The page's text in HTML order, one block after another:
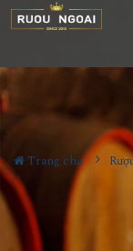
Trang chủ